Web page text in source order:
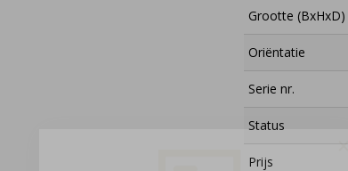
Grootte (BxHxD)
Oriëntatie
Serie nr.
Status
Prijs
×